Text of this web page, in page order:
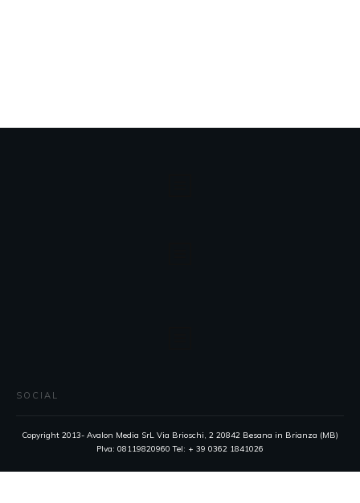
SOCIAL
Copyright 2013- Avalon Media SrL Via Brioschi, 2 20842 Besana in Brianza (MB)
PIva: 08119820960 Tel: + 39 0362 1841026